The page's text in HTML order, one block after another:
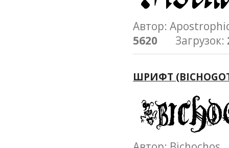
Автор:
5620 Загрузок:
ШРИФТ